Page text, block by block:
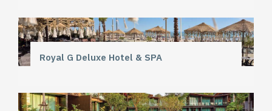
Royal G Deluxe Hotel & SPA